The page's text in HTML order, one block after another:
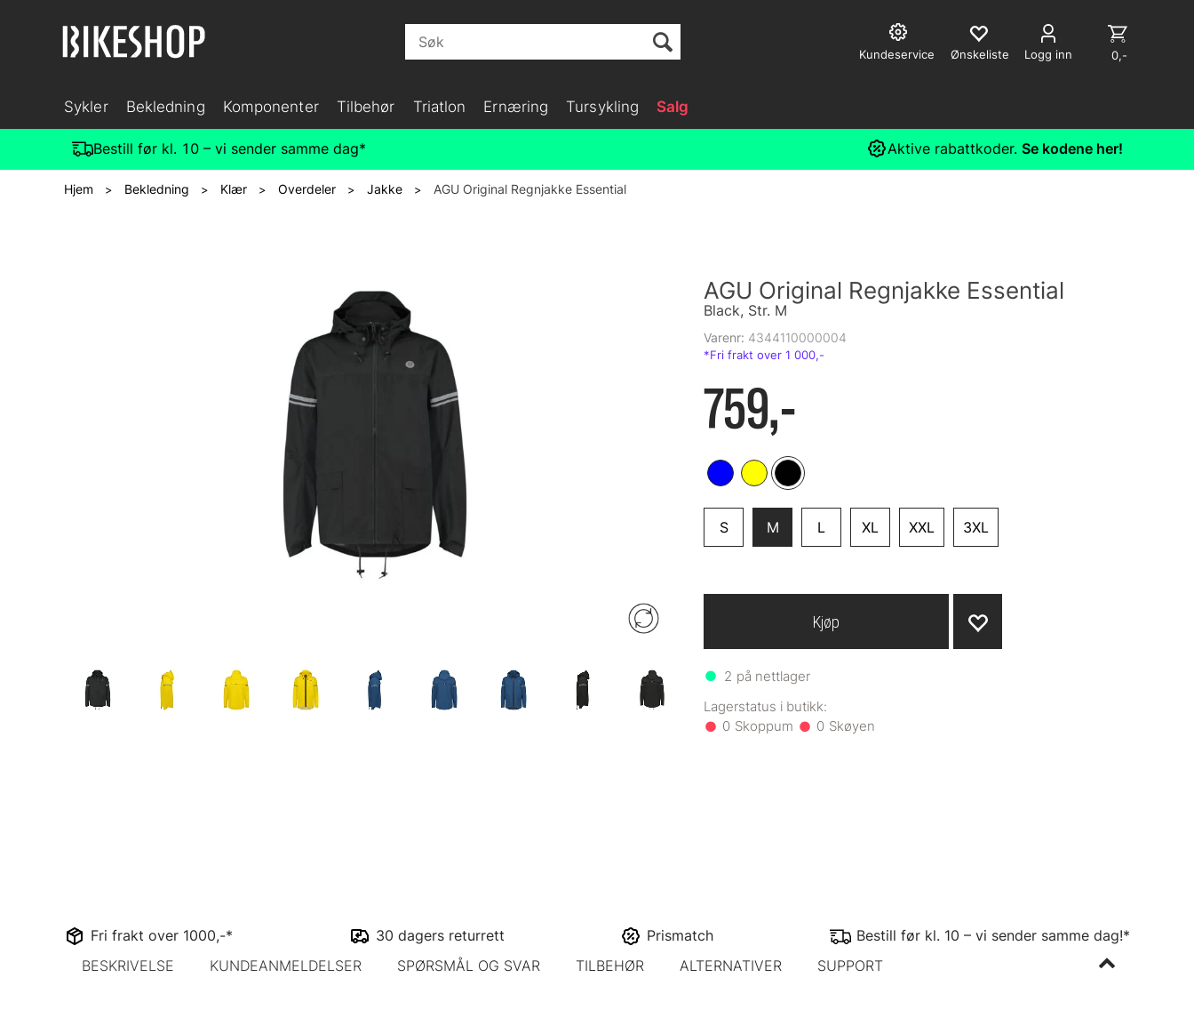
Logg inn
Kundeservice 0,-
Sykler Bekledning Komponenter Tilbehør Triatlon Ernæring Tursykling Salg
Bestill før kl. 10 – vi sender samme dag* Aktive rabattkoder. Se kodene her!
Hjem > Bekledning > Klær > Overdeler > Jakke > AGU Original Regnjakke Essential
AGU Original Regnjakke Essential
Black, Str. M
Varenr: 4344110000004
759,-
S M L XL XXL 3XL
2 på nettlager
0 0
Kjøp
Fri frakt over 1000,-* 30 dagers returrett Prismatch
Bestill før kl. 10 – vi sender samme dag!*
BESKRIVELSE
KUNDEANMELDELSER SPØRSMÅL OG SVAR TILBEHØR ALTERNATIVER SUPPORT